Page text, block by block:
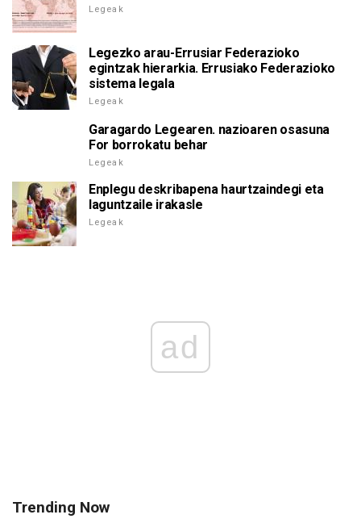
Legeak
Legezko arau-Errusiar Federazioko
egintzak hierarkia. Errusiako Federazioko
sistema legala
Legeak
Garagardo Legearen. nazioaren osasuna
For borrokatu behar
Legeak
Enplegu deskribapena haurtzaindegi eta
laguntzaile irakasle
Legeak
ad
Trending Now